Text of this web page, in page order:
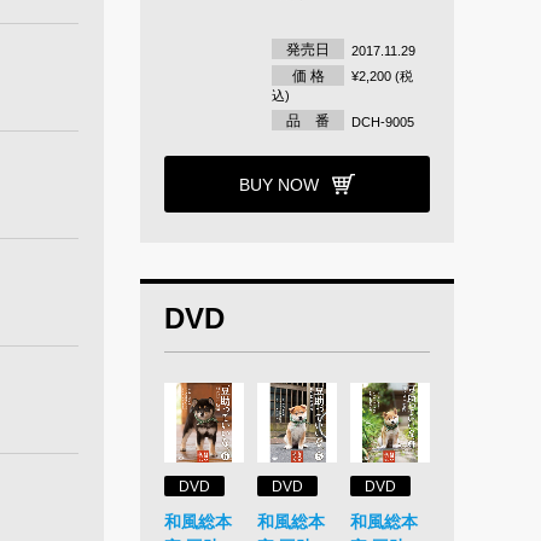
発売日 2017.11.29
価 格
¥2,200 (税
込)
品 番 DCH-9005
BUY NOW
DVD
DVD
和風総本
DVD
和風総本
DVD
和風総本